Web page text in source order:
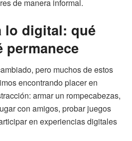
de manera informal.
lo digital: qué
permanece
pero muchos de estos
encontrando placer en
armar un rompecabezas,
con amigos, probar juegos
en experiencias digitales